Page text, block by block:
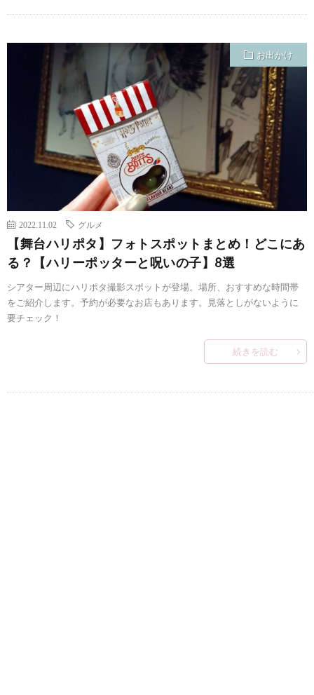
お出かけ
2022.11.02 グルメ
【舞台ハリポタ】フォトスポットまとめ！どこにあ
る？【ハリーポッターと呪いの子】8選
シアター周辺にハリポタ撮影スポットが登場。場所、おすすめな時間帯
をご紹介します。予約が必要なお店もあります。見落としがないように
要チェック！
続きを読む